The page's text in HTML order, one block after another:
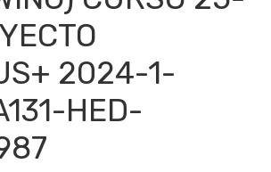
2024-1-
HED-